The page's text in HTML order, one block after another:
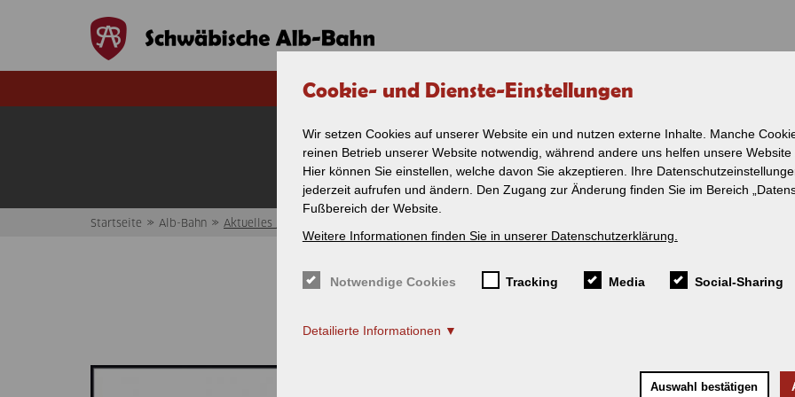
Cookie- und Dienste-Einstellungen
Wir setzen Cookies auf unserer Website ein und nutzen externe Inhalte. Manche
reinen Betrieb unserer Website notwendig, während andere uns helfen unsere
Hier können Sie einstellen, welche davon Sie akzeptieren. Ihre
jederzeit aufrufen und ändern. Den Zugang zur Änderung finden Sie im Bereich
Fußbereich der Website.
Weitere Informationen finden Sie in unserer Datenschutzerklärung.
Notwendige Cookies Tracking Media Social-Sharing
Detailierte Informationen
Auswahl bestätigen
VERKEHR
Ein-Blick-Fahrplan
2026
Fahrplan - Lokalbahn
Ist mein Zug
Schienenersatzverkehr
Service / Reisedienst
NOSTALGIE
Leistungen im
Ist mein Zug pünktlich?
Fahrt suchen
Tourismus rund um
Fahrradmitnahme
Sicherheit am Gleis
Startseite » Alb-Bahn » Aktuelles / News
Unterwegs mit der SAB